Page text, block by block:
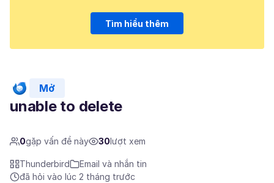
Tìm hiểu thêm
Mở
unable to delete
0gặp vấn đề này 30lượt xem
Thunderbird
Email và nhắn tin
đã hỏi vào lúc 2 tháng trước